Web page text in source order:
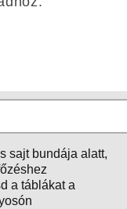
sajt bundája alatt,
a táblákat a